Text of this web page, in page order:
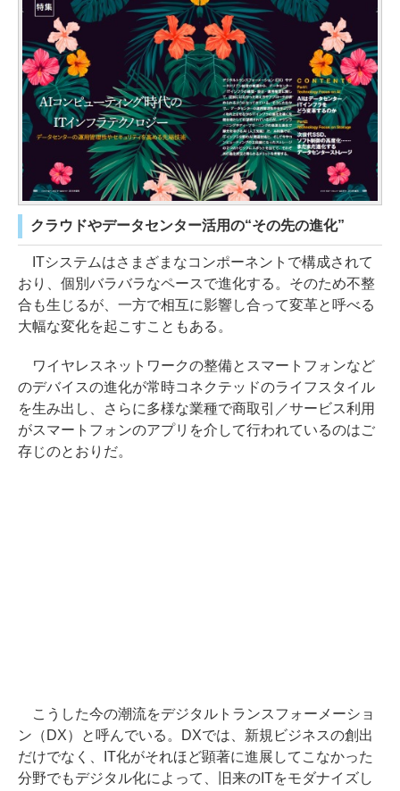
クラウドやデータセンター活用の“その先の進化”
ITシステムはさまざまなコンポーネントで構成されて
おり、個別バラバラなペースで進化する。そのため不整
合も生じるが、一方で相互に影響し合って変革と呼べる
大幅な変化を起こすこともある。
ワイヤレスネットワークの整備とスマートフォンなど
のデバイスの進化が常時コネクテッドのライフスタイル
を生み出し、さらに多様な業種で商取引／サービス利用
がスマートフォンのアプリを介して行われているのはご
存じのとおりだ。
こうした今の潮流をデジタルトランスフォーメーショ
ン（DX）と呼んでいる。DXでは、新規ビジネスの創出
だけでなく、IT化がそれほど顕著に進展してこなかった
分野でもデジタル化によって、旧来のITをモダナイズし